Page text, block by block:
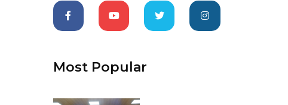
Most Popular